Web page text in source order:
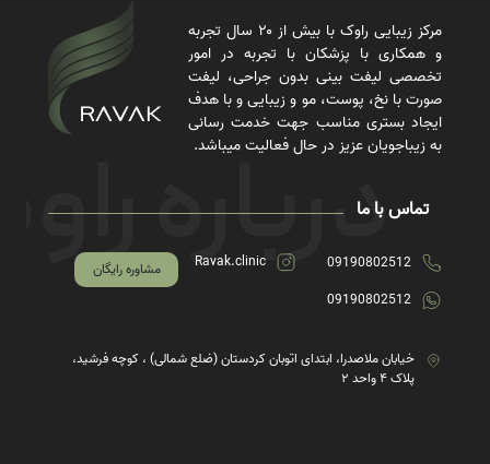
مرکز زیبایی راوک با بیش از ۲۰ سال تجربه
و همکاری با پزشکان با تجربه در امور
تخصصی لیفت بینی بدون جراحی، لیفت
صورت با نخ، پوست، مو و زیبایی و با هدف
ایجاد بستری مناسب جهت خدمت رسانی
به زیباجویان عزیز در حال فعالیت میباشد.
تماس با ما
09190802512
09190802512
Ravak.clinic مشاوره رایگان
خیابان ملاصدرا، ابتدای اتوبان کردستان (ضلع شمالی) ، کوچه فرشید،
پلاک ۴ واحد ۲